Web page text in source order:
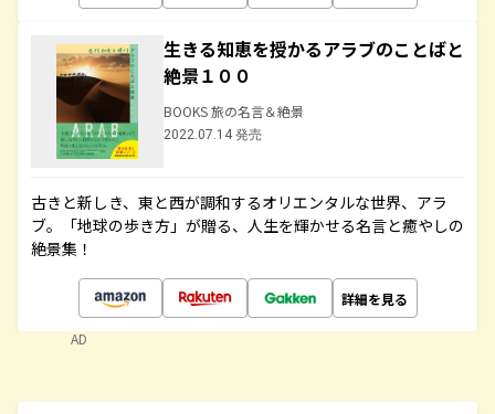
生きる知恵を授かるアラブのことばと
絶景１００
BOOKS 旅の名言＆絶景
2022.07.14 発売
古きと新しき、東と西が調和するオリエンタルな世界、アラ
ブ。「地球の歩き方」が贈る、人生を輝かせる名言と癒やしの
絶景集！
詳細を見る
AD